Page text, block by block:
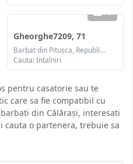
1
Gheorghe7209, 71
Barbat din Pituşca, Republica Moldova
Cauta: Intalniri
pentru casatorie sau te
care sa fie compatibil cu
din Călăraşi, interesati
cauta o partenera, trebuie sa